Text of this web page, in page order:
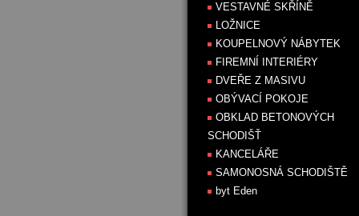
VESTAVNÉ SKŘÍNĚ
LOŽNICE
KOUPELNOVÝ NÁBYTEK
FIREMNÍ INTERIÉRY
DVEŘE Z MASIVU
OBÝVACÍ POKOJE
OBKLAD BETONOVÝCH
SCHODIŠŤ
KANCELÁŘE
SAMONOSNÁ SCHODIŠTĚ
byt Eden